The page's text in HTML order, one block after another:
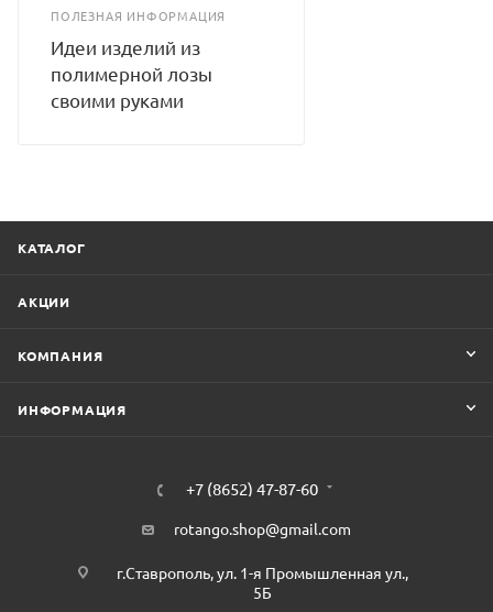
ПОЛЕЗНАЯ ИНФОРМАЦИЯ
Идеи изделий из
полимерной лозы
своими руками
КАТАЛОГ
АКЦИИ
КОМПАНИЯ
ИНФОРМАЦИЯ
+7 (8652) 47-87-60
rotango.shop@gmail.com
г.Ставрополь, ул. 1-я Промышленная ул.,
5Б